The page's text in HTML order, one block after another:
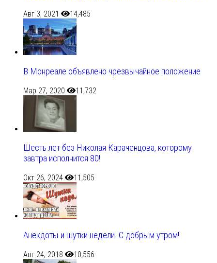
Авг 3, 2021 14,485
В Монреале объявлено чрезвычайное положение
Мар 27, 2020 11,732
Шесть лет без Николая Караченцова, которому
завтра исполнится 80!
Окт 26, 2024 11,505
Анекдоты и шутки недели. С добрым утром!
Авг 24, 2018 10,556